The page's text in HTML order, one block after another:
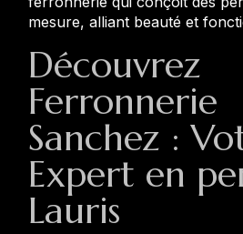
mesure, alliant beauté et
Découvrez
Ferronnerie
Sanchez :
Expert en
Lauris